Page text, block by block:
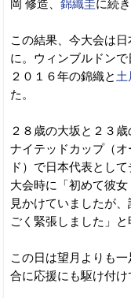
岡 修造、 錦織圭に続
この結果、今大会は
に。ウィンブルドン
２０１６年の錦織と 土
た。
２８歳の大坂と２３
ナイテッドカップ（
ド）で日本代表とし
大会時に「初めて彼
見かけていましたが
ごく緊張しました」と
この日は望月よりも
合に応援にも駆け付け